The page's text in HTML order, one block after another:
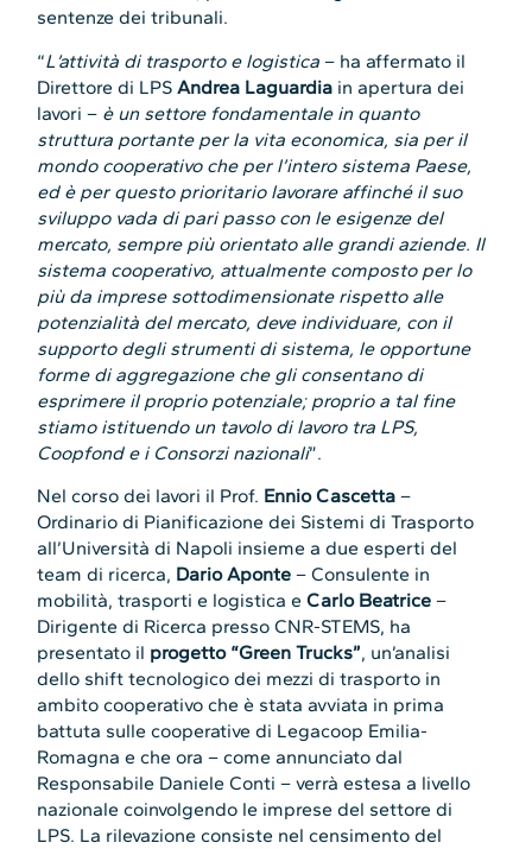
sentenze dei tribunali.
“L’attività di trasporto e logistica – ha affermato il
Direttore di LPSAndrea Laguardia in apertura dei
lavori – è un settore fondamentale in quanto
struttura portante per la vita economica, sia per il
mondo cooperativo che per l’intero sistema Paese,
ed è per questo prioritario lavorare affinché il suo
sviluppo vada di pari passo con le esigenze del
mercato, sempre più orientato alle grandi aziende. Il
sistema cooperativo, attualmente composto per lo
più da imprese sottodimensionate rispetto alle
potenzialità del mercato, deve individuare, con il
supporto degli strumenti di sistema, le opportune
forme di aggregazione che gli consentano di
esprimere il proprio potenziale; proprio a tal fine
stiamo istituendo un tavolo di lavoro tra LPS,
Coopfond e i Consorzi nazionali”.
Nel corso dei lavori il Prof. Ennio Cascetta –
Ordinario di Pianificazione dei Sistemi di Trasporto
all’Università di Napoli insieme a due esperti del
team di ricerca, Dario Aponte – Consulente in
mobilità, trasporti e logistica eCarlo Beatrice –
Dirigente di Ricerca presso CNR-STEMS, ha
presentato il progetto “Green Trucks”, un’analisi
dello shift tecnologico dei mezzi di trasporto in
ambito cooperativo che è stata avviata in prima
battuta sulle cooperative di Legacoop Emilia-
Romagna e che ora – come annunciato dal
Responsabile Daniele Conti – verrà estesa a livello
nazionale coinvolgendo le imprese del settore di
LPS. La rilevazione consiste nel censimento del